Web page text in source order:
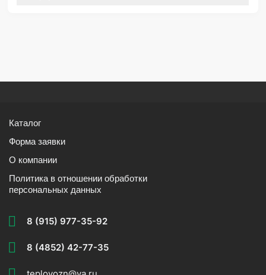
Каталог
Форма заявки
О компании
Политика в отношении обработки
персональных данных
8 (915) 977-35-92
8 (4852) 42-77-35